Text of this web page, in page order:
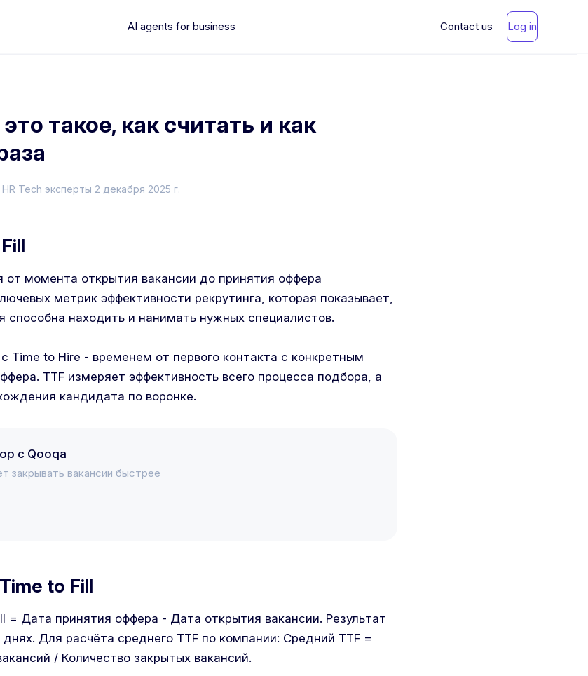
AI agents for business Contact us Log in
такое, как считать и как
, HR Tech эксперты 2 декабря 2025 г.
от момента открытия вакансии до принятия оффера
метрик эффективности рекрутинга, которая показывает,
способна находить и нанимать нужных специалистов.
Time to Hire - временем от первого контакта с конкретным
TTF измеряет эффективность всего процесса подбора, а
кандидата по воронке.
с Qooqa
закрывать вакансии быстрее
to Fill
= Дата принятия оффера - Дата открытия вакансии. Результат
Для расчёта среднего TTF по компании: Средний TTF =
/ Количество закрытых вакансий.